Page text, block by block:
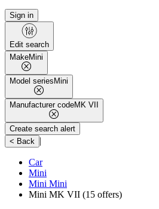
Sign in
Edit search
MakeMini
Model series Mini
Manufacturer codeMK VII
Create search alert
< Back |
Car
Mini
Mini Mini
Mini MK VII (15 offers)